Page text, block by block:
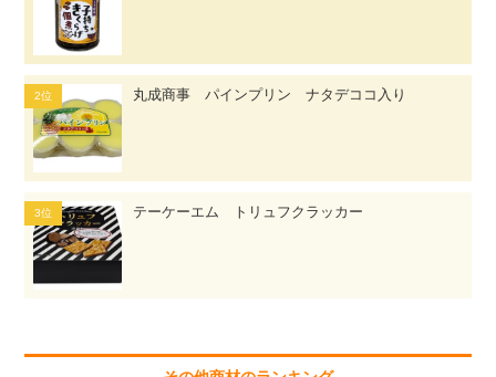
丸成商事 パインプリン ナタデココ入り
テーケーエム トリュフクラッカー